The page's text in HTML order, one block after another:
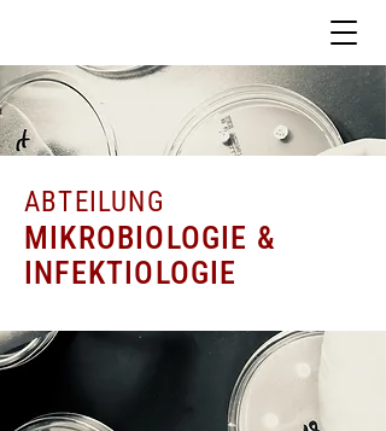
ABTEILUNG
MIKROBIOLOGIE &
INFEKTIOLOGIE